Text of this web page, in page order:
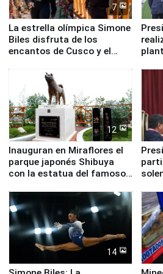
7
La estrella olímpica Simone
Biles disfruta de los
encantos de Cusco y el
12
Inauguran en Miraflores el
parque japonés Shibuya
con la estatua del famoso
14